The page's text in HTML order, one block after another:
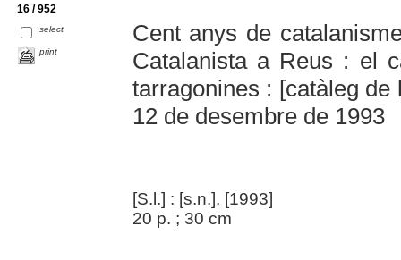
16 / 952
select
print
Cent anys de
Catalanista a Reus : el
tarragonines : [catàleg
12 de desembre de 1993
[S.l.] : [s.n.], [1993]
20 p. ; 30 cm